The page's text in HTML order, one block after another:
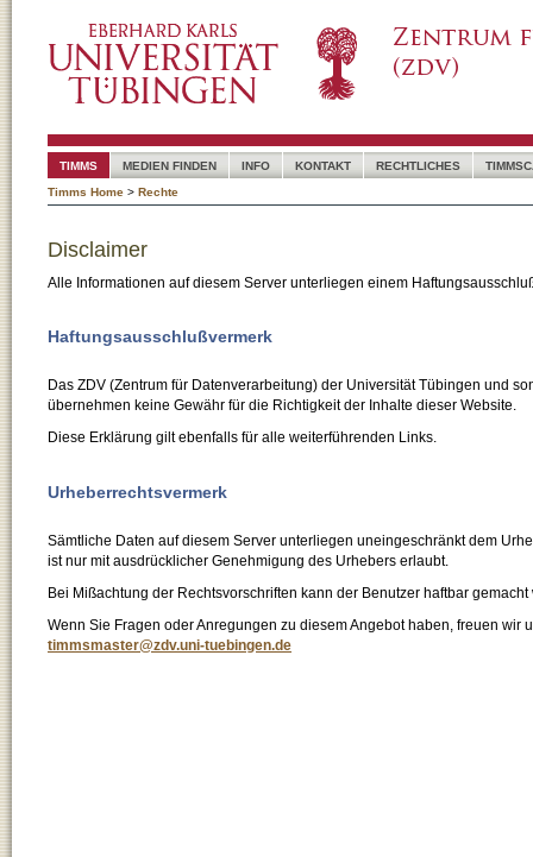
TIMMS MEDIEN FINDEN INFO KONTAKT RECHTLICHES
Timms Home > Rechte
Disclaimer
Alle Informationen auf diesem Server unterliegen einem
Haftungsausschlußvermerk
Das ZDV (Zentrum für Datenverarbeitung) der Universität Tübingen und
übernehmen keine Gewähr für die Richtigkeit der Inhalte dieser Website.
Diese Erklärung gilt ebenfalls für alle weiterführenden Links.
Urheberrechtsvermerk
Sämtliche Daten auf diesem Server unterliegen uneingeschränkt dem
ist nur mit ausdrücklicher Genehmigung des Urhebers erlaubt.
Bei Mißachtung der Rechtsvorschriften kann der Benutzer haftbar gemacht
Wenn Sie Fragen oder Anregungen zu diesem Angebot haben, freuen wir
timmsmaster@zdv.uni-tuebingen.de